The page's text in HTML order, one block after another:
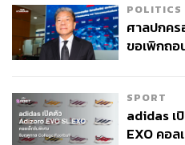
POLITICS
ศาลปกคร
ขอเพิกถ
SPORT
adidas เ
EXO คอ